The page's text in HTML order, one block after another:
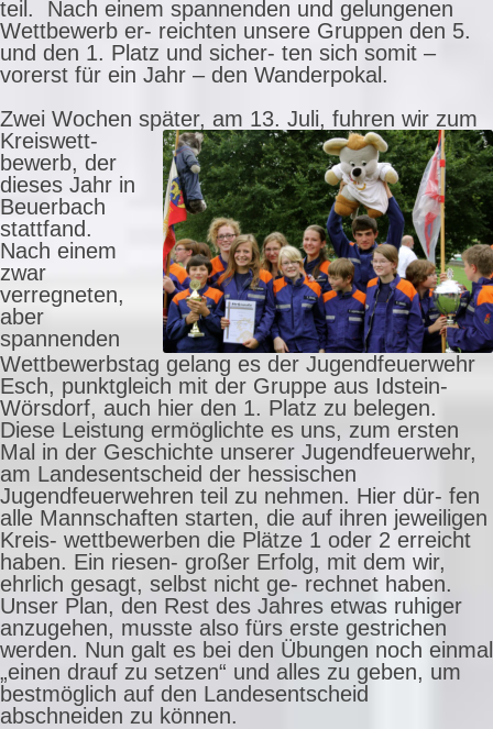
teil. Nach einem spannenden und gelungenen
Wettbewerb er- reichten unsere Gruppen den 5.
und den 1. Platz und sicher- ten sich somit –
vorerst für ein Jahr – den Wanderpokal.
Zwei Wochen später, am 13. Juli, fuhren wir zum
Kreiswett-
bewerb, der
dieses Jahr in
Beuerbach
stattfand.
Nach einem
zwar
verregneten,
aber
spannenden
Wettbewerbstag gelang es der Jugendfeuerwehr
Esch, punktgleich mit der Gruppe aus Idstein-
Wörsdorf, auch hier den 1. Platz zu belegen.
Diese Leistung ermöglichte es uns, zum ersten
Mal in der Geschichte unserer Jugendfeuerwehr,
am Landesentscheid der hessischen
Jugendfeuerwehren teil zu nehmen. Hier dür- fen
alle Mannschaften starten, die auf ihren jeweiligen
Kreis- wettbewerben die Plätze 1 oder 2 erreicht
haben. Ein riesen- großer Erfolg, mit dem wir,
ehrlich gesagt, selbst nicht ge- rechnet haben.
Unser Plan, den Rest des Jahres etwas ruhiger
anzugehen, musste also fürs erste gestrichen
werden. Nun galt es bei den Übungen noch einmal
„einen drauf zu setzen“ und alles zu geben, um
bestmöglich auf den Landesentscheid
abschneiden zu können.